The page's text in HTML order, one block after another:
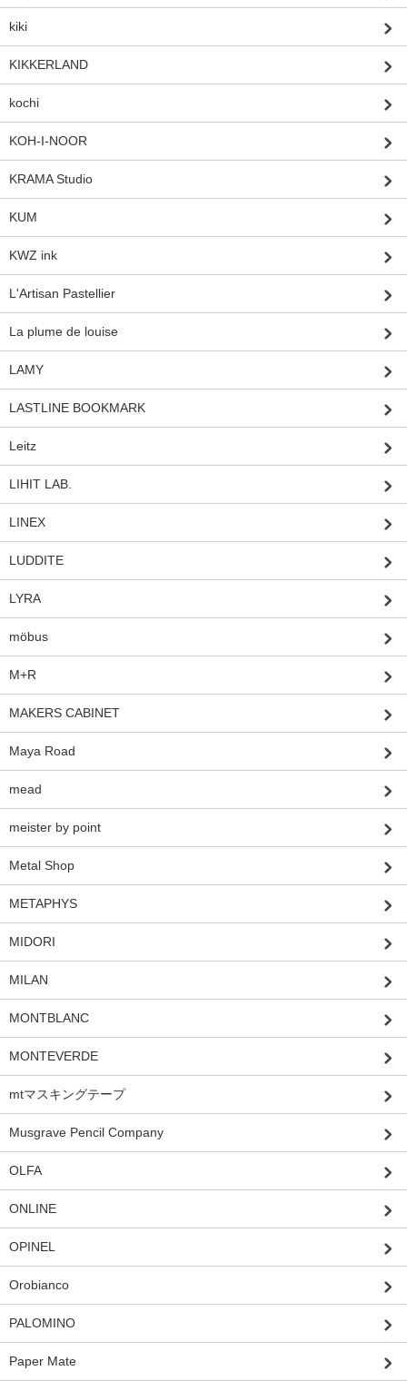
kiki
KIKKERLAND
kochi
KOH-I-NOOR
KRAMA Studio
KUM
KWZ ink
L'Artisan Pastellier
La plume de louise
LAMY
LASTLINE BOOKMARK
Leitz
LIHIT LAB.
LINEX
LUDDITE
LYRA
möbus
M+R
MAKERS CABINET
Maya Road
mead
meister by point
Metal Shop
METAPHYS
MIDORI
MILAN
MONTBLANC
MONTEVERDE
mtマスキングテープ
Musgrave Pencil Company
OLFA
ONLINE
OPINEL
Orobianco
PALOMINO
Paper Mate